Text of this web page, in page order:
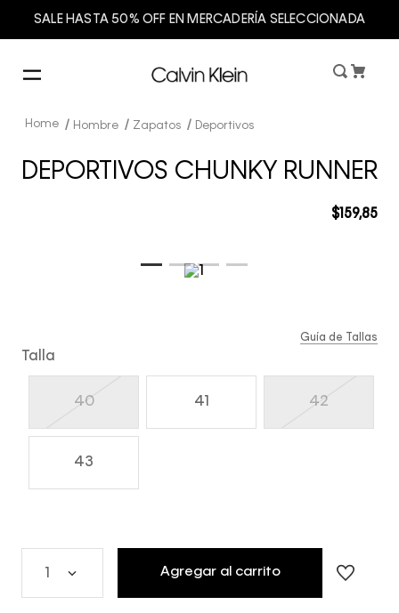
SALE HASTA 50% OFF EN MERCADERÍA SELECCIONADA
Hombre Zapatos Deportivos
DEPORTIVOS CHUNKY RUNNER
$159,85
Talla
40 41 42
43
Guía de Tallas
Agregar al carrito